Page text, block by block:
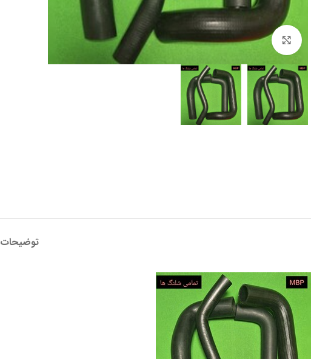
برای بزرگنمایی کلیک کنید
توضیحات